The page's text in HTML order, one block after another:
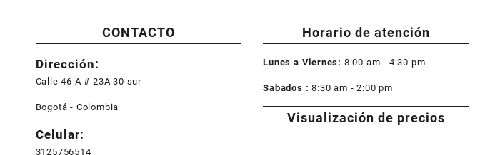
CONTACTO
Dirección:
Calle 46 A # 23A 30 sur
Bogotá - Colombia
Celular:
3125756514
Horario de atención
Lunes a Viernes: 8:00 am - 4:30 pm
Sabados :8:30 am - 2:00 pm
Visualización de precios